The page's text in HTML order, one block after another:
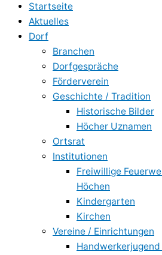
Startseite
Aktuelles
Dorf
Branchen
Dorfgespräche
Förderverein
Geschichte / Tradition
Historische Bilder
Höcher Uznamen
Ortsrat
Institutionen
Freiwillige
Höchen
Kindergarten
Kirchen
Vereine / Einrichtungen
Handwerkerjugend